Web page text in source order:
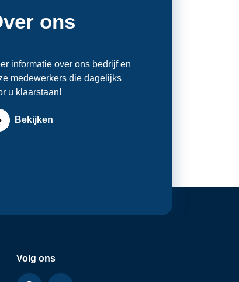
ons
informatie over ons bedrijf en
medewerkers die dagelijks
u klaarstaan!
Bekijken
Volg ons